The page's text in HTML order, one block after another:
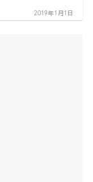
2019年1月1日